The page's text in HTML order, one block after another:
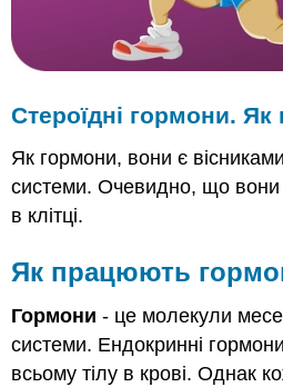
Стероїдні гормони.
Як гормони, вони є
системи. Очевидно, що вони
в клітці.
Як працюють
Гормони - це молекули
системи. Ендокринні
всьому тілу в крові. Однак